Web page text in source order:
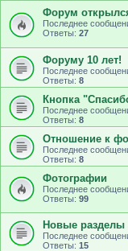
Форум
Последнее
Ответы: 27
Форуму 10 лет!
Последнее
Ответы: 8
Кнопка
Последнее
Ответы: 8
Отношение к
Последнее
Ответы: 8
Фотографии
Последнее
Ответы: 99
Новые разделы
Последнее
Ответы: 15